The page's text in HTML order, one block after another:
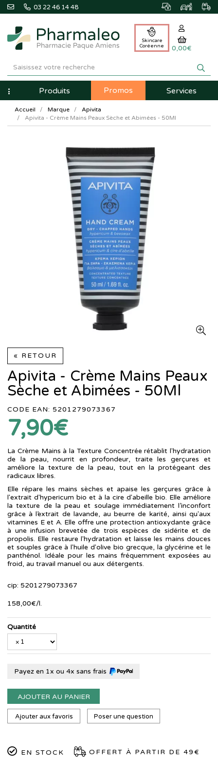
03 22 46 14 48
Pharmaleo
Pharmacie
Paque
Amiens
Skincare
Coréenne
0,00€
NavigationProduits Promos Services
Accueil Marque
Apivita
Apivita - Crème Mains Peaux Sèche et Abimées - 50Ml
« RETOUR
Apivita - Crème Mains Peaux
Sèche et Abimées - 50Ml
CODE EAN: 5201279073367
7,90€
La Crème Mains à la Texture Concentrée rétablit l'hydratation
de la peau, nourrit en profondeur, traite les gerçures et
améliore la texture de la peau, tout en la protégeant des
radicaux libres.
Elle répare les mains sèches et apaise les gerçures grâce à
l'extrait d'hypericum bio et à la cire d'abeille bio. Elle améliore
la texture de la peau et soulage immédiatement l’inconfort
grâce à l’extrait de lavande, au beurre de karité, ainsi qu'aux
vitamines E et A. Elle offre une protection antioxydante grâce
à une infusion brevetée de trois espèces de sidérite et de
propolis. Elle restaure l'hydratation et laisse les mains douces
et souples grâce à l'huile d'olive bio grecque, la glycérine et le
panthénol. Idéale pour les mains fréquemment exposées au
froid, au travail manuel ou aux détergents.
cip: 5201279073367
158,00€/l.
Quantité
Payez en 1x ou 4x sans frais
AJOUTER AU PANIER
Ajouter aux favoris Poser une question
EN STOCK OFFERT À PARTIR DE 49€